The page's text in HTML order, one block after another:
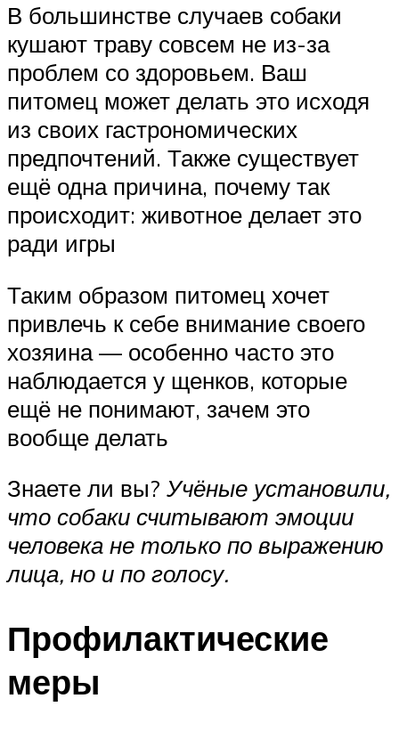
В большинстве случаев собаки
кушают траву совсем не из-за
проблем со здоровьем. Ваш
питомец может делать это исходя
из своих гастрономических
предпочтений. Также существует
ещё одна причина, почему так
происходит: животное делает это
ради игры
Таким образом питомец хочет
привлечь к себе внимание своего
хозяина — особенно часто это
наблюдается у щенков, которые
ещё не понимают, зачем это
вообще делать
Знаете ли вы? Учёные установили,
что собаки считывают эмоции
человека не только по выражению
лица, но и по голосу.
Профилактические
меры